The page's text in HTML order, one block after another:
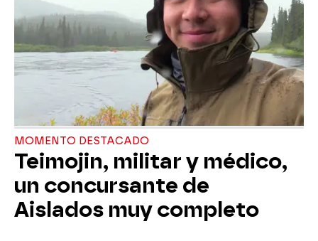
MOMENTO DESTACADO
Teimojin, militar y médico,
un concursante de
Aislados muy completo